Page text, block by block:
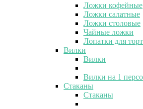
Ложки кофейные
Ложки салатные
Ложки столовые
Чайные ложки
Лопатки для
Вилки
Вилки
Вилки на 1
Стаканы
Стаканы